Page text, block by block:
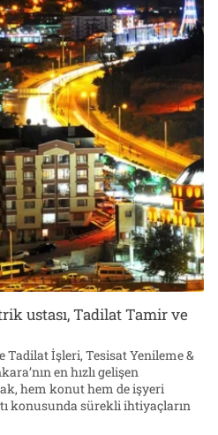
ustası, Tadilat Tamir ve
İşleri, Tesisat Yenileme &
en hızlı gelişen
hem konut hem de işyeri
konusunda sürekli ihtiyaçların